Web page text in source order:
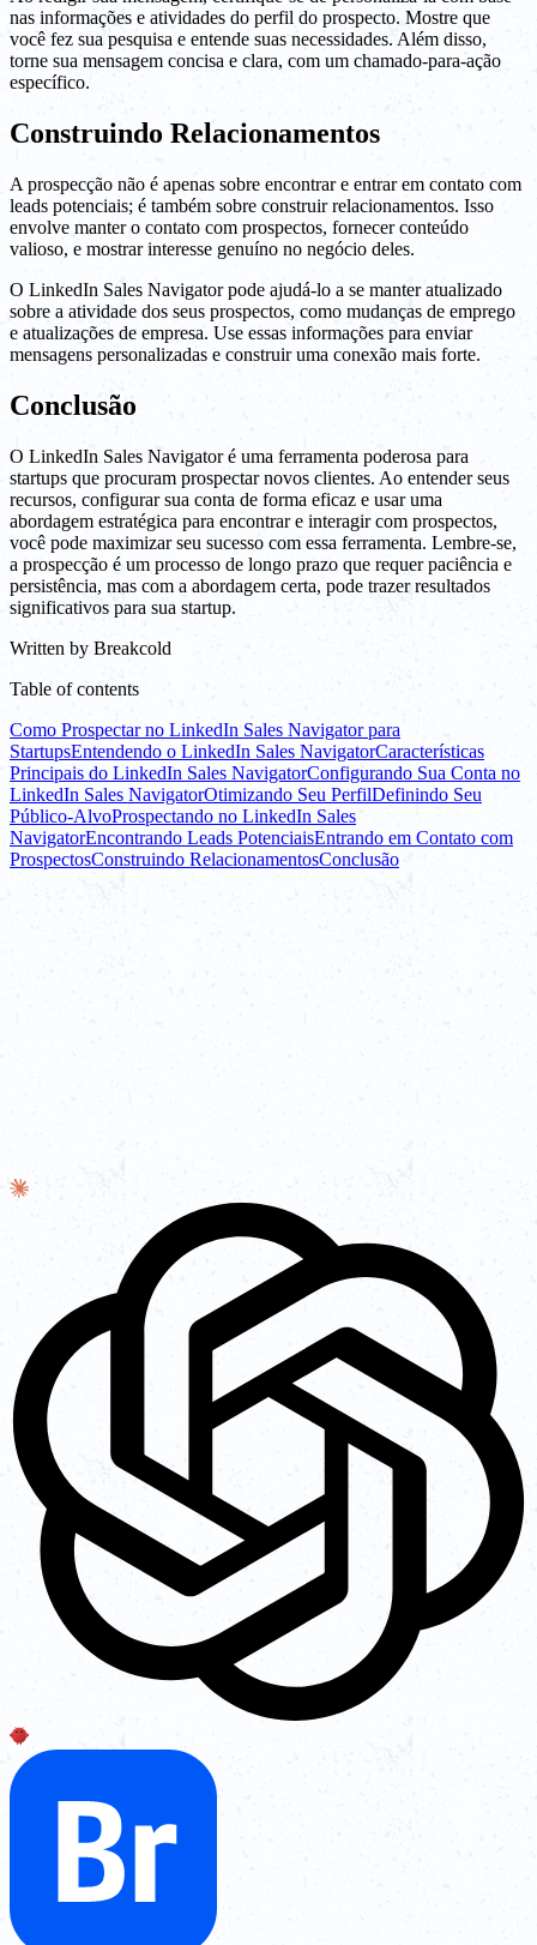
nas informações e atividades do perfil do prospecto. Mostre que
você fez sua pesquisa e entende suas necessidades. Além disso,
torne sua mensagem concisa e clara, com um chamado-para-ação
específico.
Construindo Relacionamentos
A prospecção não é apenas sobre encontrar e entrar em contato com
leads potenciais; é também sobre construir relacionamentos. Isso
envolve manter o contato com prospectos, fornecer conteúdo
valioso, e mostrar interesse genuíno no negócio deles.
O LinkedIn Sales Navigator pode ajudá-lo a se manter atualizado
sobre a atividade dos seus prospectos, como mudanças de emprego
e atualizações de empresa. Use essas informações para enviar
mensagens personalizadas e construir uma conexão mais forte.
Conclusão
O LinkedIn Sales Navigator é uma ferramenta poderosa para
startups que procuram prospectar novos clientes. Ao entender seus
recursos, configurar sua conta de forma eficaz e usar uma
abordagem estratégica para encontrar e interagir com prospectos,
você pode maximizar seu sucesso com essa ferramenta. Lembre-se,
a prospecção é um processo de longo prazo que requer paciência e
persistência, mas com a abordagem certa, pode trazer resultados
significativos para sua startup.
Written by Breakcold
Table of contents
Como Prospectar no LinkedIn Sales Navigator para
StartupsEntendendo o LinkedIn Sales NavigatorCaracterísticas
Principais do LinkedIn Sales NavigatorConfigurando Sua Conta no
LinkedIn Sales NavigatorOtimizando Seu PerfilDefinindo Seu
Público-AlvoProspectando no LinkedIn Sales
NavigatorEncontrando Leads PotenciaisEntrando em Contato com
ProspectosConstruindo RelacionamentosConclusão